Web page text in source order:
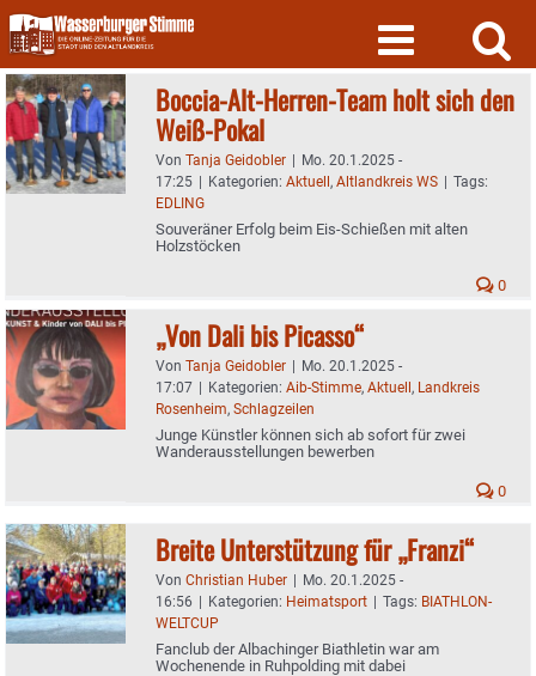
Skip
to
content
Boccia-Alt-Herren-Team holt sich den
Weiß-Pokal
Von Tanja Geidobler | Mo. 20.1.2025 -
17:25 | Kategorien: Aktuell, Altlandkreis WS | Tags:
EDLING
Souveräner Erfolg beim Eis-Schießen mit alten
Holzstöcken
0
„Von Dali bis Picasso“
Von Tanja Geidobler | Mo. 20.1.2025 -
17:07 | Kategorien: Aib-Stimme, Aktuell, Landkreis
Rosenheim, Schlagzeilen
Junge Künstler können sich ab sofort für zwei
Wanderausstellungen bewerben
0
Breite Unterstützung für „Franzi“
Von Christian Huber | Mo. 20.1.2025 -
16:56 | Kategorien: Heimatsport | Tags: BIATHLON-
WELTCUP
Fanclub der Albachinger Biathletin war am
Wochenende in Ruhpolding mit dabei